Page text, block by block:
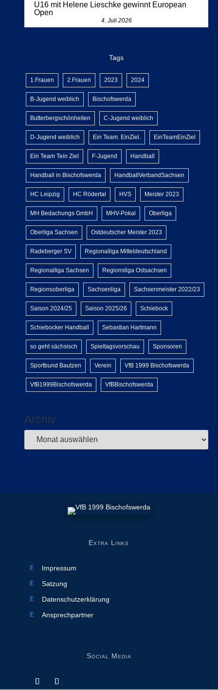
U16 mit Helene Lieschke gewinnt European
Open
4. Juli 2026
Tags
1.Frauen 2.Frauen 2023 2024
B-Jugend weiblich Bischofswerda
Butterbergschönheiten C-Jugend weiblich
D-Jugend weiblich Ein Team. EinZiel. EinTeamEinZiel
Ein Team Tein Ziel F-Jugend Handball
Handball in Bischofswerda HandballVerbandSachsen
HC Leipzig HC Rödertal HVS Meister 2023
MH Bedachungs GmbH MHV-Pokal Oberliga
Oberliga Sachsen Ostdeutscher Meister 2023
Radeberger SV Regionalliga Mitteldeutschland
Regionalliga Sachsen Regionsliga Ostsachsen
Regionsoberliga Sachsenliga Sachsenmeister 2022/23
Saison 2024/25 Saison 2025/26 Schiebock
Schiebocker Handball Sebastian Hartmann
so geht sächsisch Spieltagsvorschau Sponsoren
Sportbund Bautzen Verein VfB 1999 Bischofswerda
VfB1999Bischofswerda VfBBischofswerda
Archiv
Extra Links
Impressum
Satzung
Datenschutzerklärung
Ansprechpartner
Social Media